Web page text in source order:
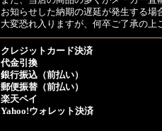
お知らせした納期の遅延が発生する場
大変恐れ入りますが、何卒ご了承の上
クレジットカード決済
代金引換
銀行振込（前払い）
郵便振替（前払い）
楽天ペイ
Yahoo!ウォレット決済